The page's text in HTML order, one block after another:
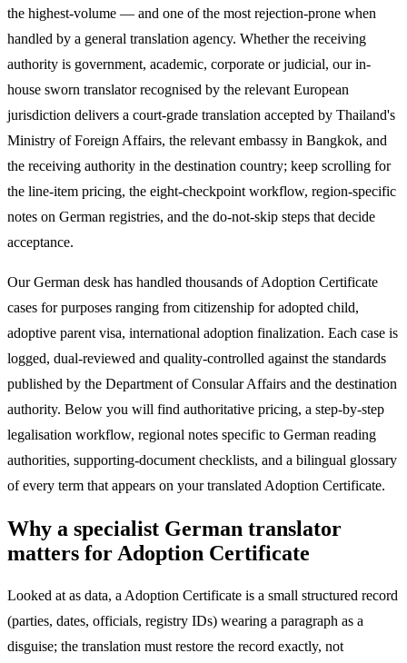
the highest-volume — and one of the most rejection-prone when
handled by a general translation agency. Whether the receiving
authority is government, academic, corporate or judicial, our in-
house sworn translator recognised by the relevant European
jurisdiction delivers a court-grade translation accepted by Thailand's
Ministry of Foreign Affairs, the relevant embassy in Bangkok, and
the receiving authority in the destination country; keep scrolling for
the line-item pricing, the eight-checkpoint workflow, region-specific
notes on German registries, and the do-not-skip steps that decide
acceptance.
Our German desk has handled thousands of Adoption Certificate
cases for purposes ranging from citizenship for adopted child,
adoptive parent visa, international adoption finalization. Each case is
logged, dual-reviewed and quality-controlled against the standards
published by the Department of Consular Affairs and the destination
authority. Below you will find authoritative pricing, a step-by-step
legalisation workflow, regional notes specific to German reading
authorities, supporting-document checklists, and a bilingual glossary
of every term that appears on your translated Adoption Certificate.
Why a specialist German translator
matters for Adoption Certificate
Looked at as data, a Adoption Certificate is a small structured record
(parties, dates, officials, registry IDs) wearing a paragraph as a
disguise; the translation must restore the record exactly, not